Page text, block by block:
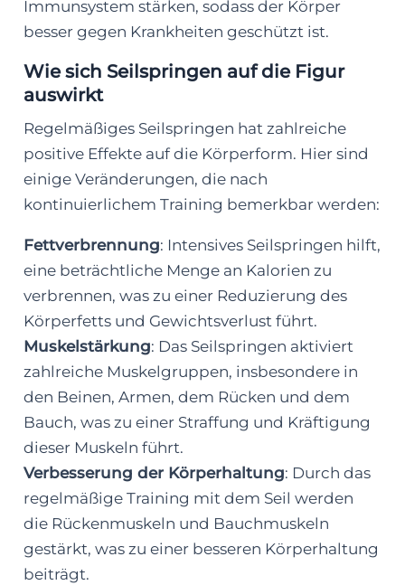
Immunsystem stärken, sodass der Körper
besser gegen Krankheiten geschützt ist.
Wie sich Seilspringen auf die Figur
auswirkt
Regelmäßiges Seilspringen hat zahlreiche
positive Effekte auf die Körperform. Hier sind
einige Veränderungen, die nach
kontinuierlichem Training bemerkbar werden:
Fettverbrennung: Intensives Seilspringen hilft,
eine beträchtliche Menge an Kalorien zu
verbrennen, was zu einer Reduzierung des
Körperfetts und Gewichtsverlust führt.
Muskelstärkung: Das Seilspringen aktiviert
zahlreiche Muskelgruppen, insbesondere in
den Beinen, Armen, dem Rücken und dem
Bauch, was zu einer Straffung und Kräftigung
dieser Muskeln führt.
Verbesserung der Körperhaltung: Durch das
regelmäßige Training mit dem Seil werden
die Rückenmuskeln und Bauchmuskeln
gestärkt, was zu einer besseren Körperhaltung
beiträgt.